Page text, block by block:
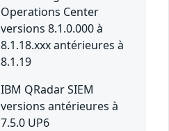
Operations Center
versions 8.1.0.000 à
8.1.18.xxx antérieures à
8.1.19
IBM QRadar SIEM
versions antérieures à
7.5.0 UP6